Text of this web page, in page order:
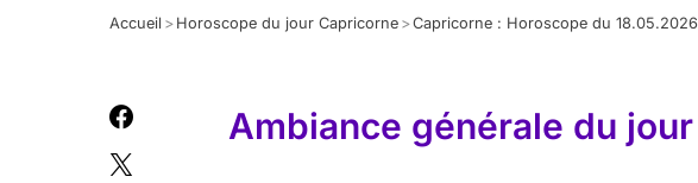
Accueil > Horoscope du jour Capricorne >Capricorne : Horoscope du 18.05.2026
Ambiance générale du jour